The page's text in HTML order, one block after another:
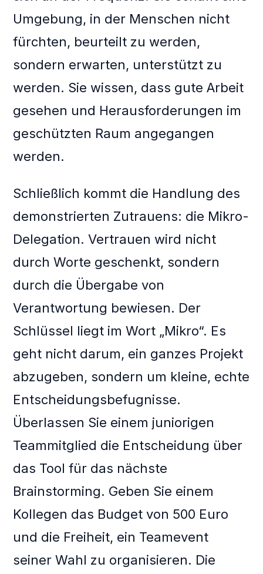
Umgebung, in der Menschen nicht
fürchten, beurteilt zu werden,
sondern erwarten, unterstützt zu
werden. Sie wissen, dass gute Arbeit
gesehen und Herausforderungen im
geschützten Raum angegangen
werden.
Schließlich kommt die Handlung des
demonstrierten Zutrauens: die Mikro-
Delegation. Vertrauen wird nicht
durch Worte geschenkt, sondern
durch die Übergabe von
Verantwortung bewiesen. Der
Schlüssel liegt im Wort „Mikro“. Es
geht nicht darum, ein ganzes Projekt
abzugeben, sondern um kleine, echte
Entscheidungsbefugnisse.
Überlassen Sie einem juniorigen
Teammitglied die Entscheidung über
das Tool für das nächste
Brainstorming. Geben Sie einem
Kollegen das Budget von 500 Euro
und die Freiheit, ein Teamevent
seiner Wahl zu organisieren. Die